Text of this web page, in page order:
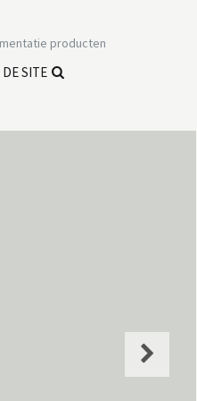
producten
SITE